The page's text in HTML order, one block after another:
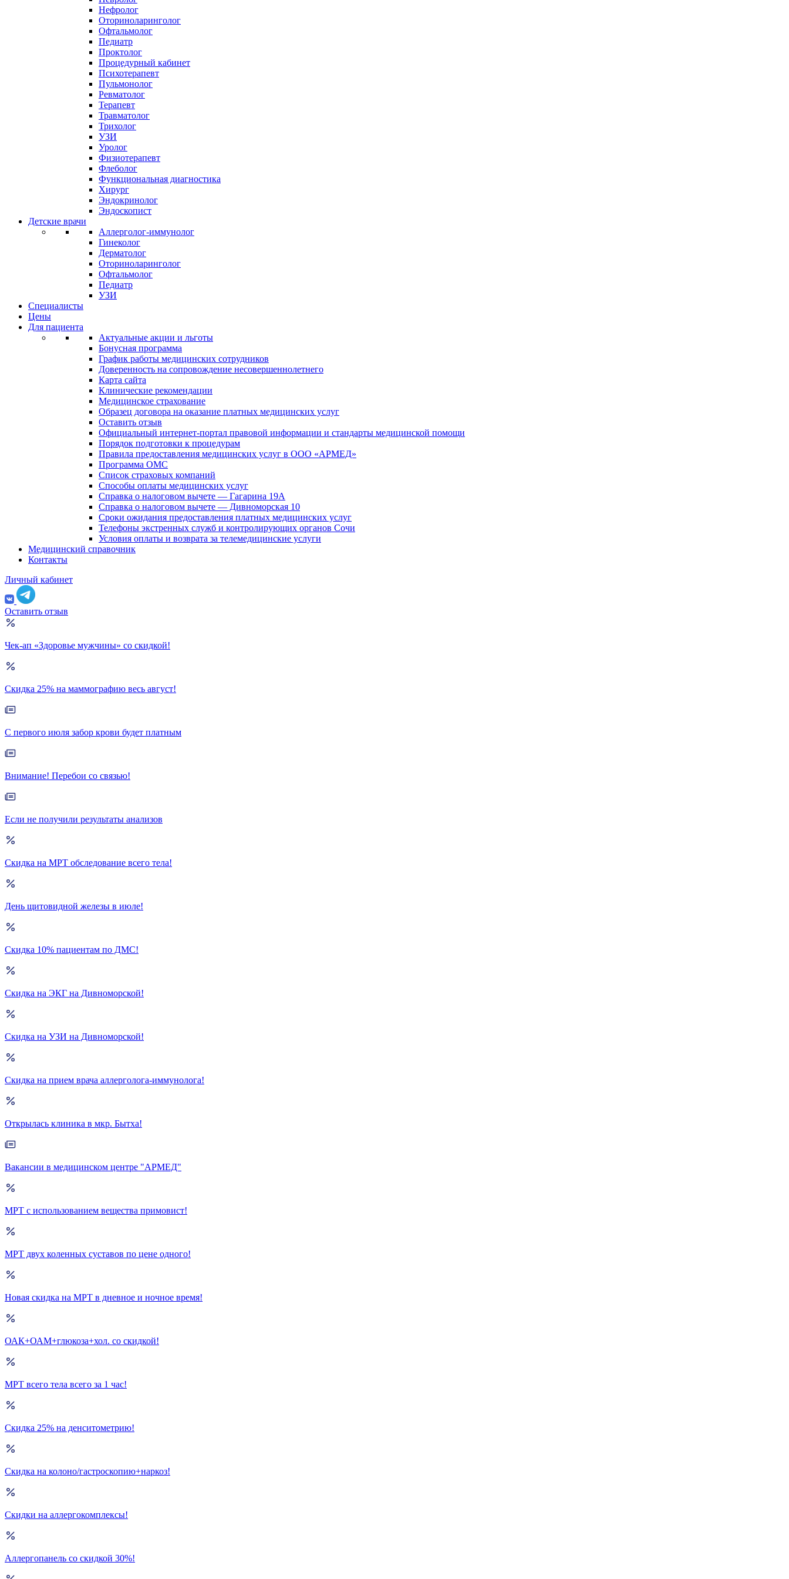
Нефролог
Оториноларинголог
Офтальмолог
Педиатр
Проктолог
Процедурный кабинет
Психотерапевт
Пульмонолог
Ревматолог
Терапевт
Травматолог
Трихолог
УЗИ
Уролог
Физиотерапевт
Флеболог
Функциональная диагностика
Хирург
Эндокринолог
Эндоскопист
Детские врачи
Аллерголог-иммунолог
Гинеколог
Дерматолог
Оториноларинголог
Офтальмолог
Педиатр
УЗИ
Специалисты
Цены
Для пациента
Актуальные акции и льготы
Бонусная программа
График работы медицинских сотрудников
Доверенность на сопровождение несовершеннолетнего
Карта сайта
Клинические рекомендации
Медицинское страхование
Образец договора на оказание платных медицинских услуг
Оставить отзыв
Официальный интернет-портал правовой информации и стандарты медицинской помощи
Порядок подготовки к процедурам
Правила предоставления медицинских услуг в ООО «АРМЕД»
Программа ОМС
Список страховых компаний
Способы оплаты медицинских услуг
Справка о налоговом вычете — Гагарина 19А
Справка о налоговом вычете — Дивноморская 10
Сроки ожидания предоставления платных медицинских услуг
Телефоны экстренных служб и контролирующих органов Сочи
Условия оплаты и возврата за телемедицинские услуги
Медицинский справочник
Контакты
Личный кабинет
Оставить отзыв
Чек-ап «Здоровье мужчины» со скидкой!
Скидка 25% на маммографию весь август!
С первого июля забор крови будет платным
Внимание! Перебои со связью!
Если не получили результаты анализов
Скидка на МРТ обследование всего тела!
День щитовидной железы в июле!
Скидка 10% пациентам по ДМС!
Скидка на ЭКГ на Дивноморской!
Скидка на УЗИ на Дивноморской!
Скидка на прием врача аллерголога-иммунолога!
Открылась клиника в мкр. Бытха!
Вакансии в медицинском центре "АРМЕД"
МРТ с использованием вещества примовист!
МРТ двух коленных суставов по цене одного!
Новая скидка на МРТ в дневное и ночное время!
ОАК+ОАМ+глюкоза+хол. со скидкой!
МРТ всего тела всего за 1 час!
Скидка 25% на денситометрию!
Скидка на колоно/гастроскопию+наркоз!
Скидки на аллергокомплексы!
Аллергопанель со скидкой 30%!